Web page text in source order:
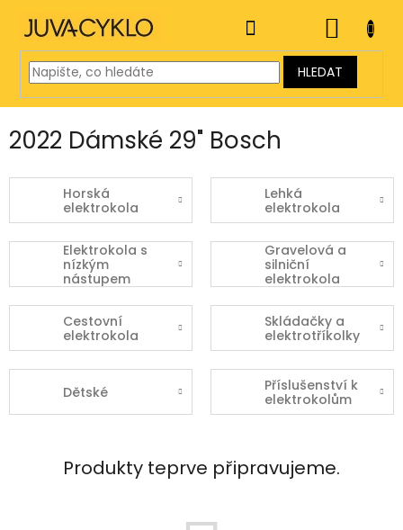
obsah
HLEDAT
KOŠÍK
2022 Dámské 29" Bosch
Horská
elektrokola
Lehká
elektrokola
Elektrokola s
nízkým
nástupem
Gravelová a
silniční
elektrokola
Cestovní
elektrokola
Skládačky a
elektrotříkolky
Dětské
Příslušenství k
elektrokolům
Produkty teprve připravujeme.